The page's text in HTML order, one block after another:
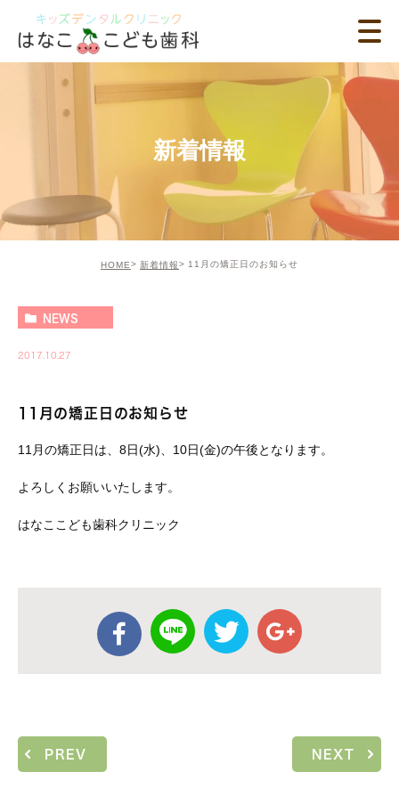
新着情報
HOME 新着情報 11月の矯正日のお知らせ
NEWS
2017.10.27
11月の矯正日のお知らせ
11月の矯正日は、8日(水)、10日(金)の午後となります。
よろしくお願いいたします。
はなここども歯科クリニック
PREV NEXT